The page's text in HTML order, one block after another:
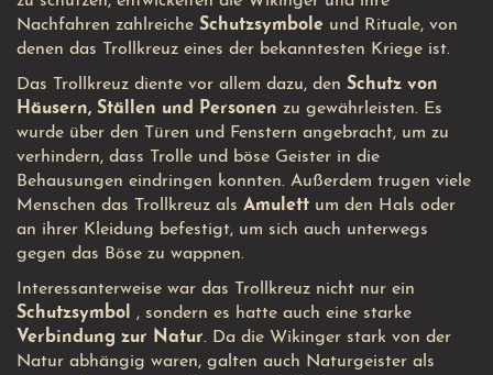
Nachfahren zahlreiche Schutzsymbole und Rituale, von
denen das Trollkreuz eines der bekanntesten Kriege ist.
Das Trollkreuz diente vor allem dazu, den Schutz von
Häusern, Ställen und Personen zu gewährleisten. Es
wurde über den Türen und Fenstern angebracht, um zu
verhindern, dass Trolle und böse Geister in die
Behausungen eindringen konnten. Außerdem trugen viele
Menschen das Trollkreuz als Amulett um den Hals oder
an ihrer Kleidung befestigt, um sich auch unterwegs
gegen das Böse zu wappnen.
Interessanterweise war das Trollkreuz nicht nur ein
Schutzsymbol
, sondern es hatte auch eine starke
Verbindung zur Natur. Da die Wikinger stark von der
Natur abhängig waren, galten auch Naturgeister als